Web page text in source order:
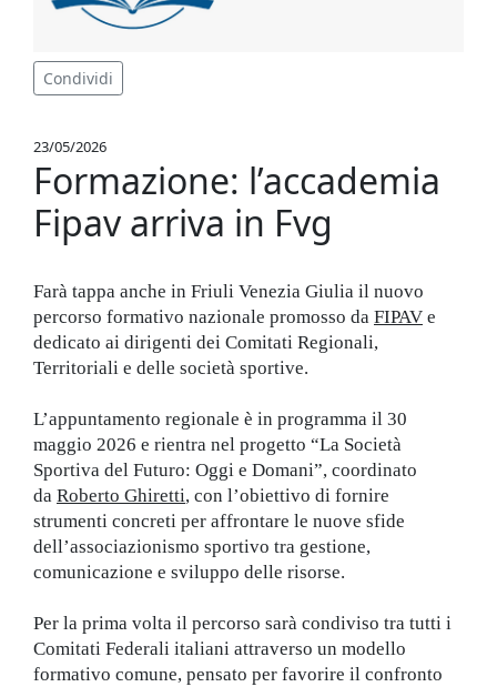
Condividi
23/05/2026
Formazione: l’accademia
Fipav arriva in Fvg
Farà tappa anche in Friuli Venezia Giulia il nuovo
percorso formativo nazionale promosso da FIPAV e
dedicato ai dirigenti dei Comitati Regionali,
Territoriali e delle società sportive.
L’appuntamento regionale è in programma il 30
maggio 2026 e rientra nel progetto “La Società
Sportiva del Futuro: Oggi e Domani”, coordinato
da Roberto Ghiretti, con l’obiettivo di fornire
strumenti concreti per affrontare le nuove sfide
dell’associazionismo sportivo tra gestione,
comunicazione e sviluppo delle risorse.
Per la prima volta il percorso sarà condiviso tra tutti i
Comitati Federali italiani attraverso un modello
formativo comune, pensato per favorire il confronto